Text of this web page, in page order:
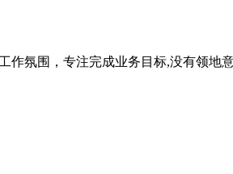
作氛围，专注完成业务目标,没有领地